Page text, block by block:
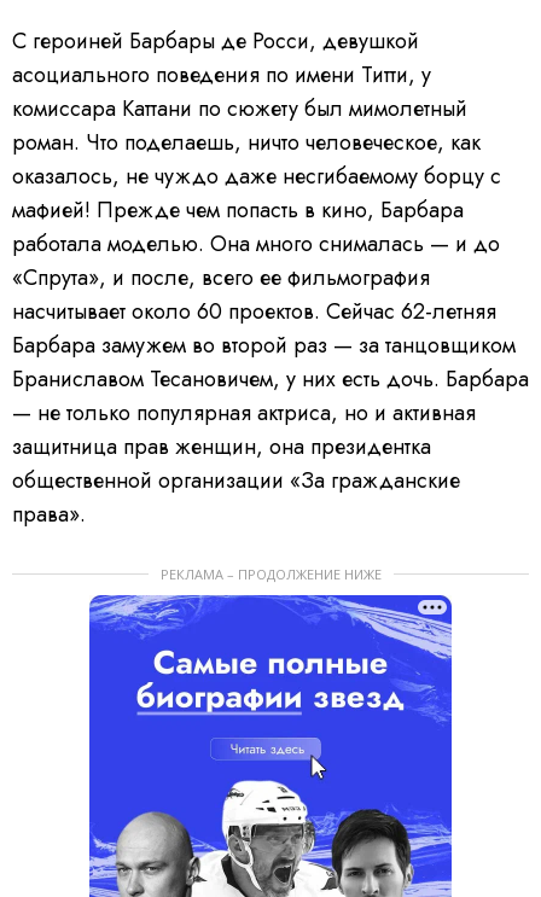
С героиней Барбары де Росси, девушкой
асоциального поведения по имени Титти, у
комиссара Каттани по сюжету был мимолетный
роман. Что поделаешь, ничто человеческое, как
оказалось, не чуждо даже несгибаемому борцу с
мафией! Прежде чем попасть в кино, Барбара
работала моделью. Она много снималась — и до
«Спрута», и после, всего ее фильмография
насчитывает около 60 проектов. Сейчас 62-летняя
Барбара замужем во второй раз — за танцовщиком
Браниславом Тесановичем, у них есть дочь. Барбара
— не только популярная актриса, но и активная
защитница прав женщин, она президентка
общественной организации «За гражданские
права».
РЕКЛАМА – ПРОДОЛЖЕНИЕ НИЖЕ